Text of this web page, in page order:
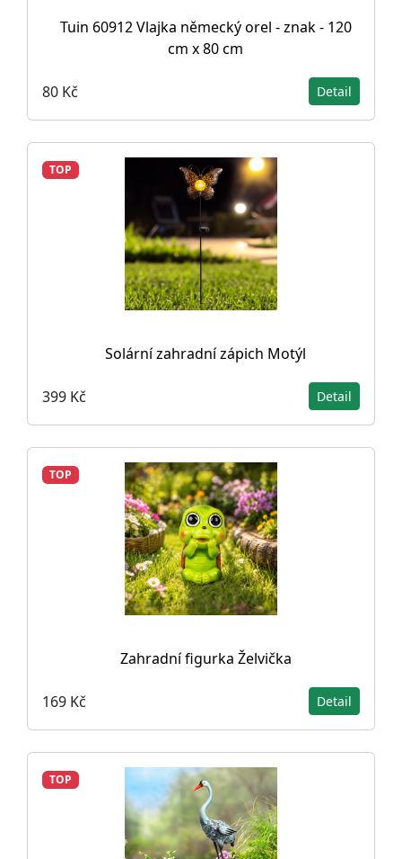
Tuin 60912 Vlajka německý orel - znak - 120
cm x 80 cm
80 Kč Detail
TOP
Solární zahradní zápich Motýl
399 Kč Detail
TOP
Zahradní figurka Želvička
169 Kč Detail
TOP